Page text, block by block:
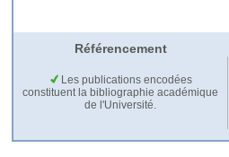
Référencement
Les publications encodées
constituent la bibliographie académique
de l'Université.